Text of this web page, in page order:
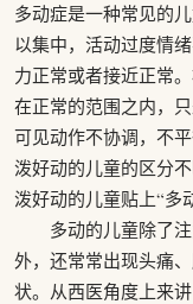
多动症是一种常见的
以集中，活动过度情
力正常或者接近正常
在正常的范围之内，
可见动作不协调，不
泼好动的儿童的区分
泼好动的儿童贴上“多
多动的儿童除了注
外，还常常出现头痛
状。从西医角度上来